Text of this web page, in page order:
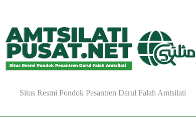
Situs Resmi Pondok Pesantren Darul Falah Amtsilati